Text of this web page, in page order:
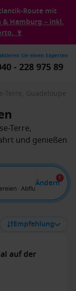
Route mit
& Hamburg – inkl.
🍷
Sie einen Experten
- 228 975 89
Terre, Guadeloupe
Terre,
und genießen
· Abflug von
Ändern
1
Empfehlung
auf der